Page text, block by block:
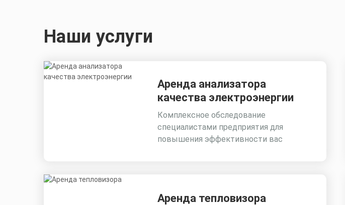
Наши услуги
Аренда анализатора
качества электроэнергии
Комплексное обследование
специалистами предприятия для
повышения эффективности вас
Аренда тепловизора